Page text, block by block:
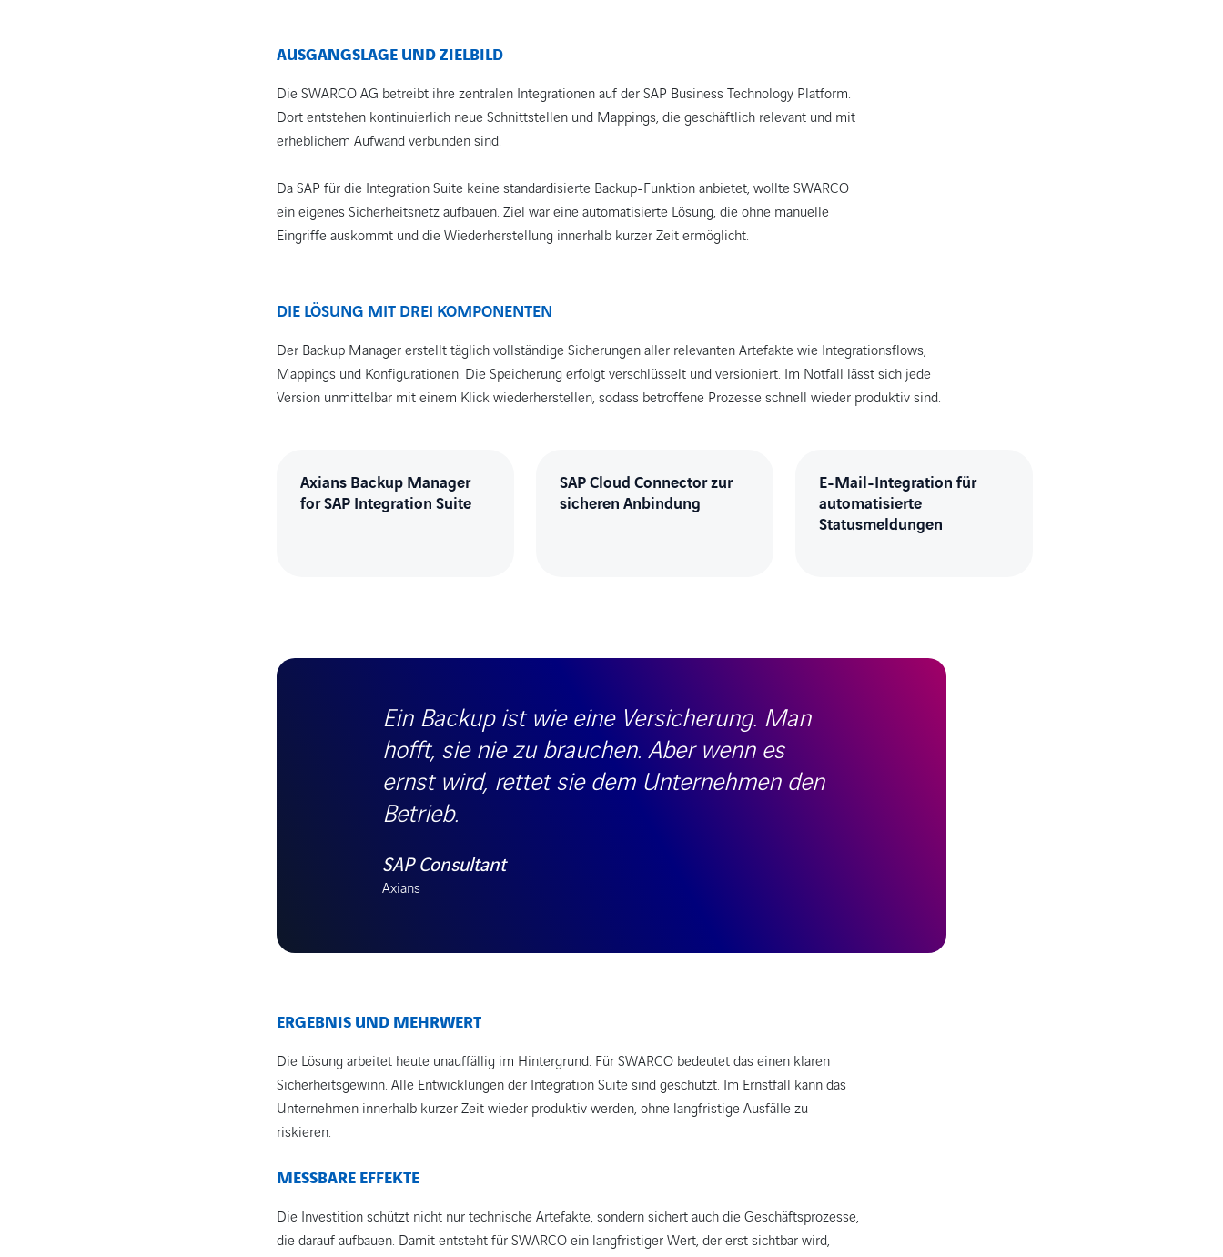
AUSGANGSLAGE UND ZIELBILD
Die SWARCO AG betreibt ihre zentralen Integrationen auf der SAP Business Technology Platform.
Dort entstehen kontinuierlich neue Schnittstellen und Mappings, die geschäftlich relevant und mit
erheblichem Aufwand verbunden sind.
Da SAP für die Integration Suite keine standardisierte Backup-Funktion anbietet, wollte SWARCO
ein eigenes Sicherheitsnetz aufbauen. Ziel war eine automatisierte Lösung, die ohne manuelle
Eingriffe auskommt und die Wiederherstellung innerhalb kurzer Zeit ermöglicht.
DIE LÖSUNG MIT DREI KOMPONENTEN
Der Backup Manager erstellt täglich vollständige Sicherungen aller relevanten Artefakte wie Integrationsflows,
Mappings und Konfigurationen. Die Speicherung erfolgt verschlüsselt und versioniert. Im Notfall lässt sich jede
Version unmittelbar mit einem Klick wiederherstellen, sodass betroffene Prozesse schnell wieder produktiv sind.
Axians Backup Manager
for SAP Integration Suite
SAP Cloud Connector zur
sicheren Anbindung
E-Mail-Integration für
automatisierte
Statusmeldungen
Ein Backup ist wie eine Versicherung. Man
hofft, sie nie zu brauchen. Aber wenn es
ernst wird, rettet sie dem Unternehmen den
Betrieb.
SAP Consultant
Axians
ERGEBNIS UND MEHRWERT
Die Lösung arbeitet heute unauffällig im Hintergrund. Für SWARCO bedeutet das einen klaren
Sicherheitsgewinn. Alle Entwicklungen der Integration Suite sind geschützt. Im Ernstfall kann das
Unternehmen innerhalb kurzer Zeit wieder produktiv werden, ohne langfristige Ausfälle zu
riskieren.
MESSBARE EFFEKTE
Die Investition schützt nicht nur technische Artefakte, sondern sichert auch die Geschäftsprozesse,
die darauf aufbauen. Damit entsteht für SWARCO ein langfristiger Wert, der erst sichtbar wird,